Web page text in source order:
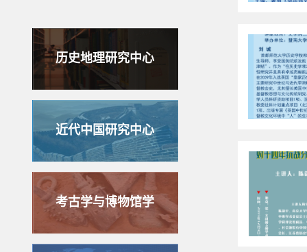
历史地理研究中心
近代中国研究中心
考古学与博物馆学